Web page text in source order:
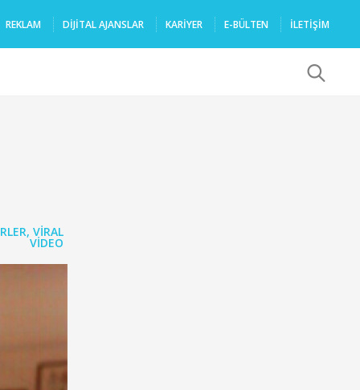
REKLAM DIJITAL AJANSLAR KARIYER E-BÜLTEN İLETİŞİM
, VIRAL
VIDEO